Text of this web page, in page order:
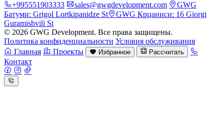
+995551903333 sales@gwgdevelopment.com
GWG
Батуми: Grigol Lortkipanidze St GWG Крцаниси: 16 Giorgi
Guramishvili St
© 2026 GWG Development. Все права защищены.
Политика конфиденциальности Условия обслуживания
Главная
Проекты Избранное Рассчитать
Контакт